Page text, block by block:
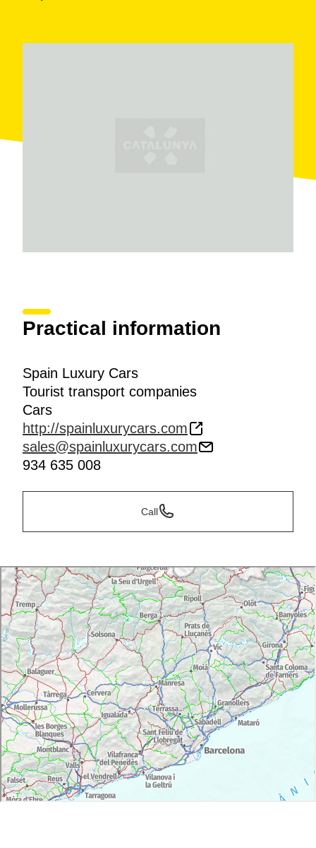
Practical information
Spain Luxury Cars
Tourist transport companies
Cars
http://spainluxurycars.com
sales@spainluxurycars.com
934 635 008
Call